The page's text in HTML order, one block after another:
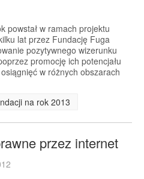
powstał w ramach projektu
lat przez Fundację Fuga
pozytywnego wizerunku
promocję ich potencjału
w różnych obszarach
na rok 2013
przez internet